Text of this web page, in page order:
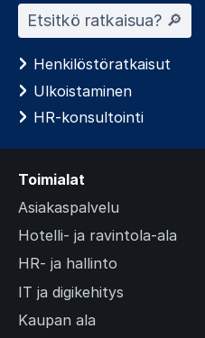
Etsitkö ratkaisua? 🔎︎
Henkilöstöratkaisut
Ulkoistaminen
HR-konsultointi
Toimialat
Asiakaspalvelu
Hotelli- ja ravintola-ala
HR- ja hallinto
IT ja digikehitys
Kaupan ala